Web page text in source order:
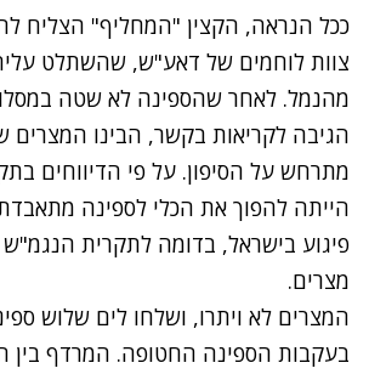
ככל הנראה, הקצין "המחליף" הצליח
צוות לוחמים של דאע"ש, שהשתלט
מהנמל. לאחר שהספינה לא שטה
הגיבה לקריאות בקשר, הבינו המצרים
מתרחש על הסיפון. על פי הדיווחים
הייתה להפוך את הכלי לספינה
פיגוע בישראל, בדומה לתקרית הנגמ"ש
מצרים.
המצרים לא ויתרו, ושלחו לים שלוש
בעקבות הספינה החטופה. המרדף בין